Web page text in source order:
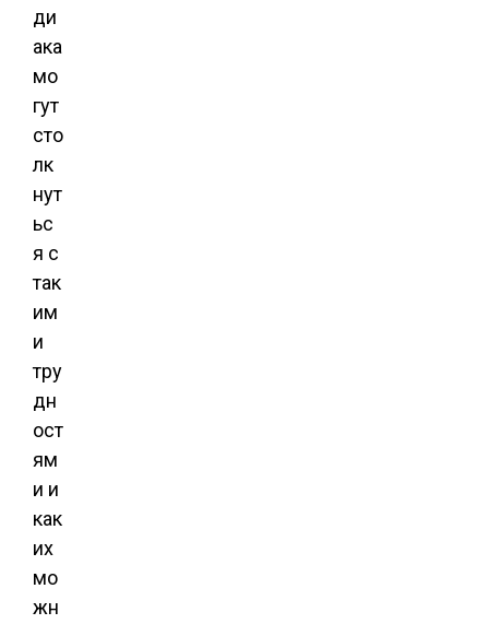
ди
ака
мо
гут
сто
лк
нут
ьс
я с
так
им
и
тру
дн
ост
ям
и и
как
их
мо
жн